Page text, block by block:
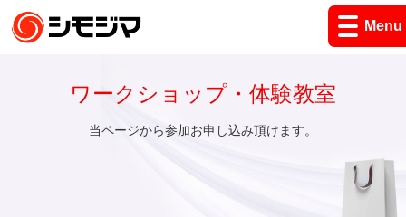
Menu
ワークショップ・体験教室
当ページから参加お申し込み頂けます。